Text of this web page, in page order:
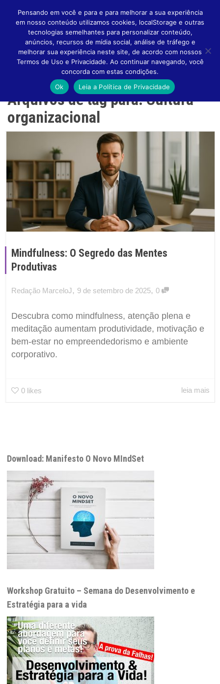
Arquivos de tag para: Cultura
organizacional
Mindfulness: O Segredo das Mentes
Produtivas
Redação MarceloJ, 9 de setembro de 2025, 0
Descubra como mindfulness, atenção plena e
meditação aumentam produtividade, motivação e
bem-estar no empreendedorismo e ambiente
corporativo.
0 likes leia mais
Download: Manifesto O Novo MIndSet
Workshop Gratuito – Semana do Desenvolvimento e
Estratégia para a vida
Pensando em você e para e para melhorar a sua experiência
em nosso conteúdo utilizamos cookies, localStorage e outras
tecnologias semelhantes para personalizar conteúdo,
anúncios, recursos de mídia social, análise de tráfego e
melhorar sua experiência neste site, de acordo com nossos
Termos de Uso e Privacidade. Ao continuar navegando, você
concorda com estas condições.
Ok
Leia a Política de Privacidade